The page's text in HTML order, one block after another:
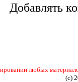
Добавлять
любых
(c)